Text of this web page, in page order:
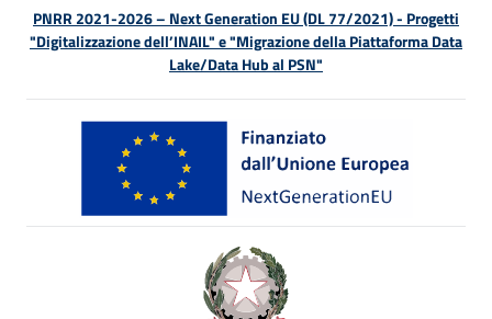
PNRR 2021-2026 – Next Generation EU (DL 77/2021) - Progetti
"Digitalizzazione dell’INAIL" e "Migrazione della Piattaforma Data
Lake/Data Hub al PSN"